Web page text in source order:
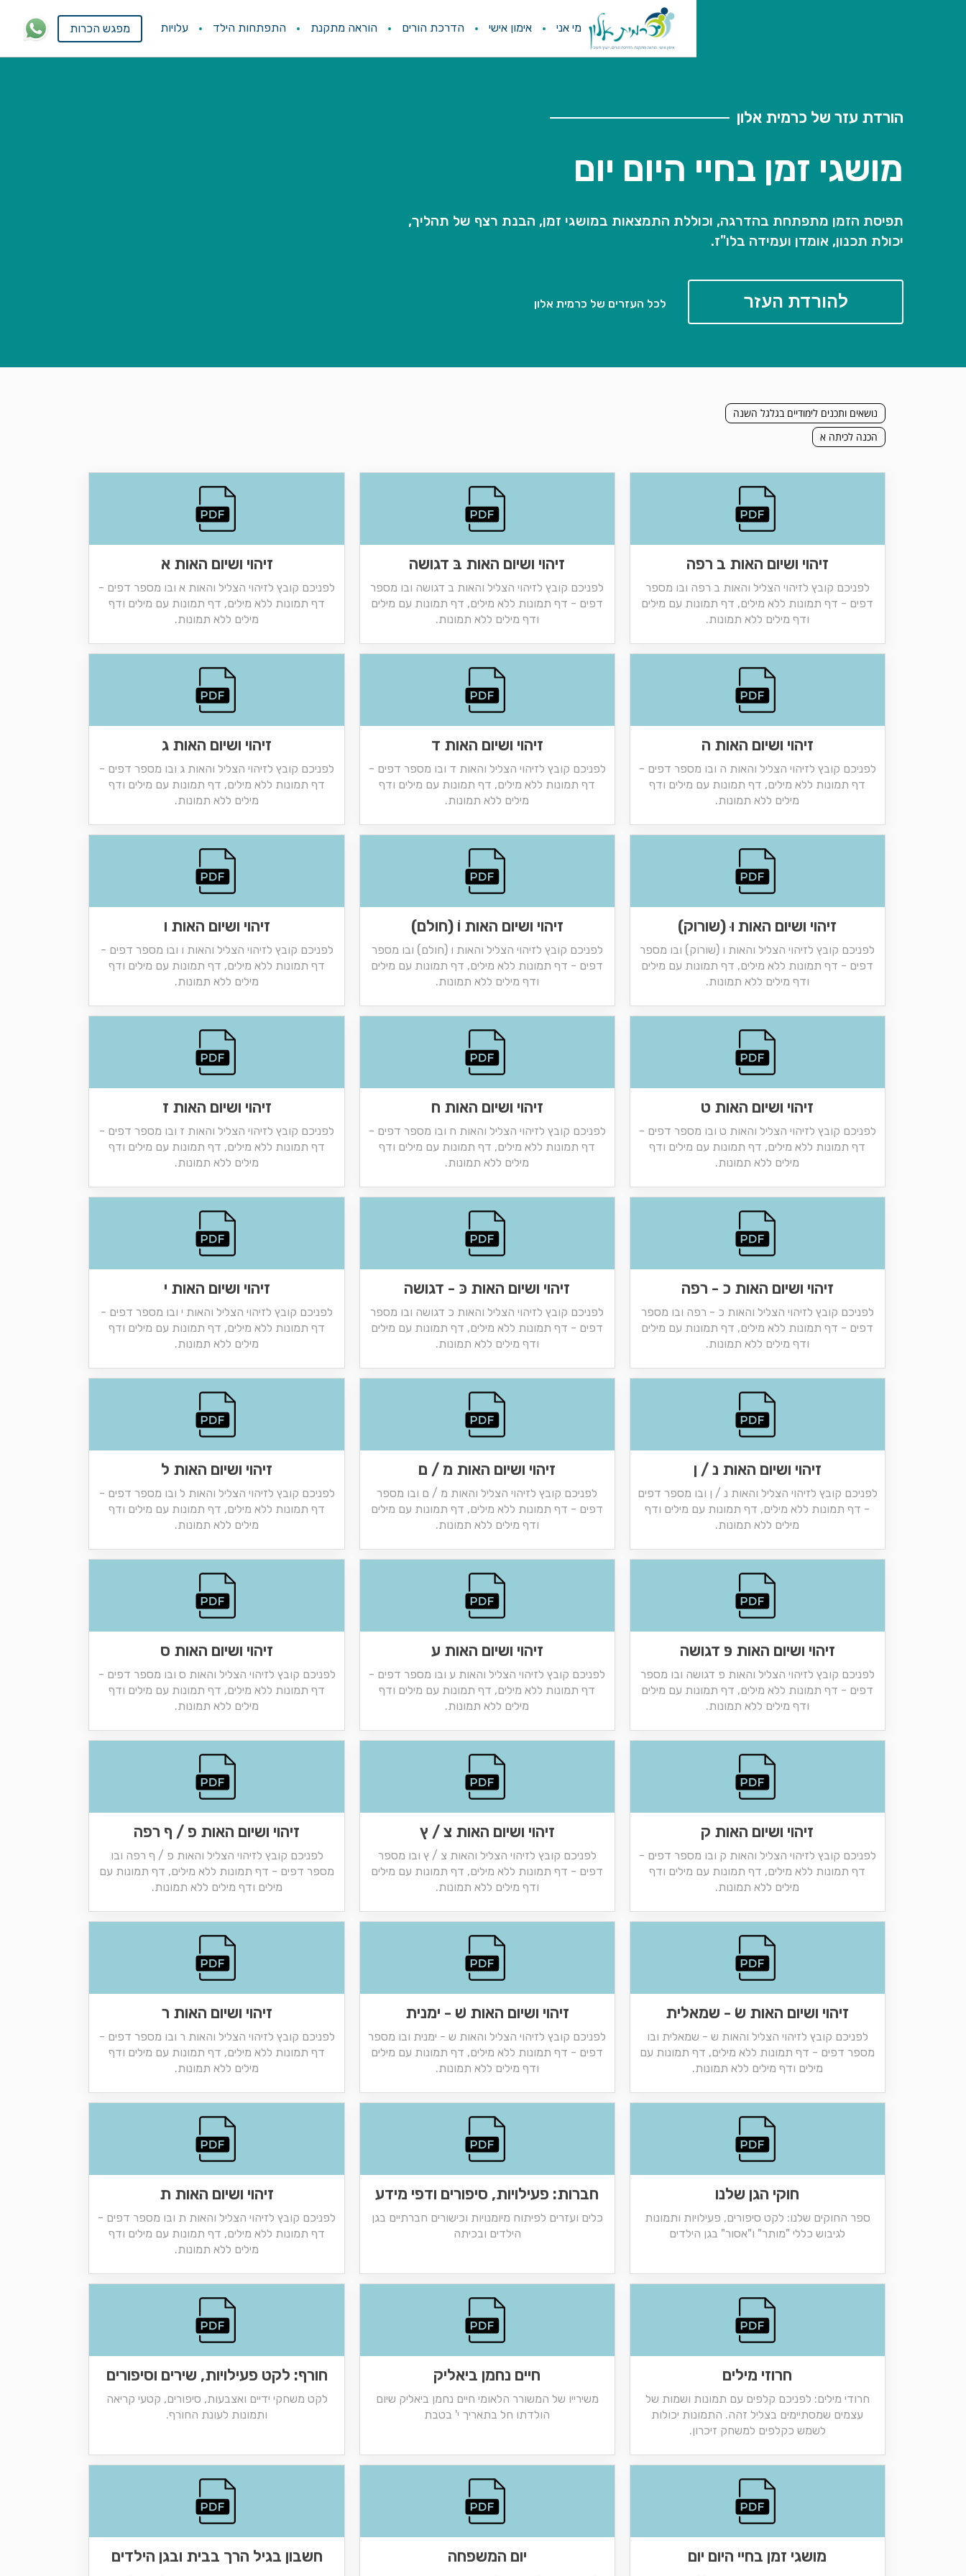
מי אני אימון אישי הדרכת הורים הוראה מתקנת התפתחות הילד עלויות מפגש הכרות
הורדת עזר של כרמית אלון
מושגי זמן בחיי היום יום
תפיסת הזמן מתפתחת בהדרגה, וכוללת התמצאות במושגי זמן, הבנת רצף של תהליך,
יכולת תכנון, אומדן ועמידה בלו"ז.
להורדת העזר לכל העזרים של כרמית אלון
נושאים ותכנים לימודיים בגלגל השנה
הכנה לכיתה א
זיהוי ושיום האות א
לפניכם קובץ לזיהוי הצליל והאות א ובו מספר דפים -
דף תמונות ללא מילים, דף תמונות עם מילים ודף
מילים ללא תמונות.
זיהוי ושיום האות בּ דגושה
לפניכם קובץ לזיהוי הצליל והאות ב דגושה ובו מספר
דפים - דף תמונות ללא מילים, דף תמונות עם מילים
ודף מילים ללא תמונות.
זיהוי ושיום האות ב רפה
לפניכם קובץ לזיהוי הצליל והאות ב רפה ובו מספר
דפים - דף תמונות ללא מילים, דף תמונות עם מילים
ודף מילים ללא תמונות.
זיהוי ושיום האות ג
לפניכם קובץ לזיהוי הצליל והאות ג ובו מספר דפים -
דף תמונות ללא מילים, דף תמונות עם מילים ודף
מילים ללא תמונות.
זיהוי ושיום האות ד
לפניכם קובץ לזיהוי הצליל והאות ד ובו מספר דפים -
דף תמונות ללא מילים, דף תמונות עם מילים ודף
מילים ללא תמונות.
זיהוי ושיום האות ה
לפניכם קובץ לזיהוי הצליל והאות ה ובו מספר דפים -
דף תמונות ללא מילים, דף תמונות עם מילים ודף
מילים ללא תמונות.
זיהוי ושיום האות ו
לפניכם קובץ לזיהוי הצליל והאות ו ובו מספר דפים -
דף תמונות ללא מילים, דף תמונות עם מילים ודף
מילים ללא תמונות.
זיהוי ושיום האות וֹ (חולם)
לפניכם קובץ לזיהוי הצליל והאות ו (חולם) ובו מספר
דפים - דף תמונות ללא מילים, דף תמונות עם מילים
ודף מילים ללא תמונות.
זיהוי ושיום האות וּ (שורוק)
לפניכם קובץ לזיהוי הצליל והאות ו (שורוק) ובו מספר
דפים - דף תמונות ללא מילים, דף תמונות עם מילים
ודף מילים ללא תמונות.
זיהוי ושיום האות ז
לפניכם קובץ לזיהוי הצליל והאות ז ובו מספר דפים -
דף תמונות ללא מילים, דף תמונות עם מילים ודף
מילים ללא תמונות.
זיהוי ושיום האות ח
לפניכם קובץ לזיהוי הצליל והאות ח ובו מספר דפים -
דף תמונות ללא מילים, דף תמונות עם מילים ודף
מילים ללא תמונות.
זיהוי ושיום האות ט
לפניכם קובץ לזיהוי הצליל והאות ט ובו מספר דפים -
דף תמונות ללא מילים, דף תמונות עם מילים ודף
מילים ללא תמונות.
זיהוי ושיום האות י
לפניכם קובץ לזיהוי הצליל והאות י ובו מספר דפים -
דף תמונות ללא מילים, דף תמונות עם מילים ודף
מילים ללא תמונות.
זיהוי ושיום האות כּ - דגושה
לפניכם קובץ לזיהוי הצליל והאות כ דגושה ובו מספר
דפים - דף תמונות ללא מילים, דף תמונות עם מילים
ודף מילים ללא תמונות.
זיהוי ושיום האות כ - רפה
לפניכם קובץ לזיהוי הצליל והאות כ - רפה ובו מספר
דפים - דף תמונות ללא מילים, דף תמונות עם מילים
ודף מילים ללא תמונות.
זיהוי ושיום האות ל
לפניכם קובץ לזיהוי הצליל והאות ל ובו מספר דפים -
דף תמונות ללא מילים, דף תמונות עם מילים ודף
מילים ללא תמונות.
זיהוי ושיום האות מ / ם
לפניכם קובץ לזיהוי הצליל והאות מ / ם ובו מספר
דפים - דף תמונות ללא מילים, דף תמונות עם מילים
ודף מילים ללא תמונות.
זיהוי ושיום האות נ / ן
לפניכם קובץ לזיהוי הצליל והאות נ / ן ובו מספר דפים
- דף תמונות ללא מילים, דף תמונות עם מילים ודף
מילים ללא תמונות.
זיהוי ושיום האות ס
לפניכם קובץ לזיהוי הצליל והאות ס ובו מספר דפים -
דף תמונות ללא מילים, דף תמונות עם מילים ודף
מילים ללא תמונות.
זיהוי ושיום האות ע
לפניכם קובץ לזיהוי הצליל והאות ע ובו מספר דפים -
דף תמונות ללא מילים, דף תמונות עם מילים ודף
מילים ללא תמונות.
זיהוי ושיום האות פּ דגושה
לפניכם קובץ לזיהוי הצליל והאות פ דגושה ובו מספר
דפים - דף תמונות ללא מילים, דף תמונות עם מילים
ודף מילים ללא תמונות.
זיהוי ושיום האות פ / ף רפה
לפניכם קובץ לזיהוי הצליל והאות פ / ף רפה ובו
מספר דפים - דף תמונות ללא מילים, דף תמונות עם
מילים ודף מילים ללא תמונות.
זיהוי ושיום האות צ / ץ
לפניכם קובץ לזיהוי הצליל והאות צ / ץ ובו מספר
דפים - דף תמונות ללא מילים, דף תמונות עם מילים
ודף מילים ללא תמונות.
זיהוי ושיום האות ק
לפניכם קובץ לזיהוי הצליל והאות ק ובו מספר דפים -
דף תמונות ללא מילים, דף תמונות עם מילים ודף
מילים ללא תמונות.
זיהוי ושיום האות ר
לפניכם קובץ לזיהוי הצליל והאות ר ובו מספר דפים -
דף תמונות ללא מילים, דף תמונות עם מילים ודף
מילים ללא תמונות.
זיהוי ושיום האות שׁ - ימנית
לפניכם קובץ לזיהוי הצליל והאות ש - ימנית ובו מספר
דפים - דף תמונות ללא מילים, דף תמונות עם מילים
ודף מילים ללא תמונות.
זיהוי ושיום האות שׂ - שמאלית
לפניכם קובץ לזיהוי הצליל והאות ש - שמאלית ובו
מספר דפים - דף תמונות ללא מילים, דף תמונות עם
מילים ודף מילים ללא תמונות.
זיהוי ושיום האות ת
לפניכם קובץ לזיהוי הצליל והאות ת ובו מספר דפים -
דף תמונות ללא מילים, דף תמונות עם מילים ודף
מילים ללא תמונות.
חברות: פעילויות, סיפורים ודפי מידע
כלים ועזרים לפיתוח מיומנויות וכישורים חברתיים בגן
הילדים ובכיתה
חוקי הגן שלנו
ספר החוקים שלנו: לקט סיפורים, פעילויות ותמונות
לגיבוש כללי "מותר" ו"אסור" בגן הילדים
חורף: לקט פעילויות, שירים וסיפורים
לקט משחקי ידיים ואצבעות, סיפורים, קטעי קריאה
ותמונות לעונת החורף.
חיים נחמן ביאליק
משירייו של המשורר הלאומי חיים נחמן ביאליק שיום
הולדתו חל בתאריך י' בטבת
חרוזי מילים
חרודי מילים: לפניכם קלפים עם תמונות ושמות של
עצמים שמסתיימים בצליל זהה. התמונות יכולות
לשמש כקלפים למשחק זיכרון.
חשבון בגיל הרך בבית ובגן הילדים יום המשפחה מושגי זמן בחיי היום יום